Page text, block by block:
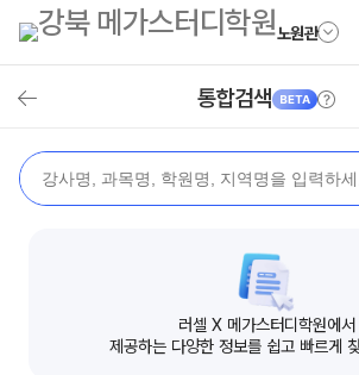
노원관
뒤로가기 통합검색 안내
검색
러셀 X 메가스터디학원에서
제공하는 다양한 정보를 쉽고 빠르게